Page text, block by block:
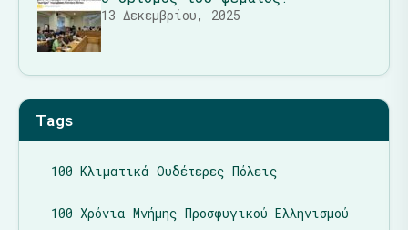
13 Δεκεμβρίου, 2025
Tags
100 Κλιματικά Ουδέτερες Πόλεις
100 Χρόνια Μνήμης Προσφυγικού Ελληνισμού